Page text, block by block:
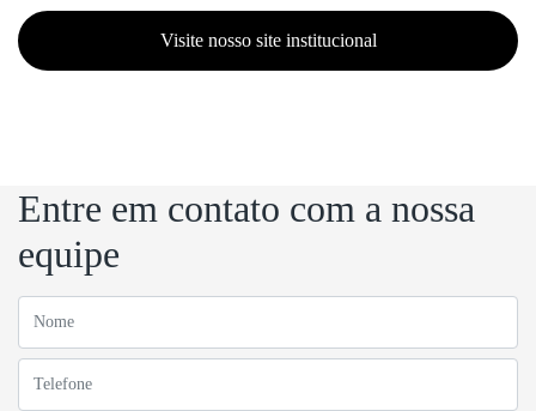
Visite nosso site institucional
Entre em contato com a nossa
equipe